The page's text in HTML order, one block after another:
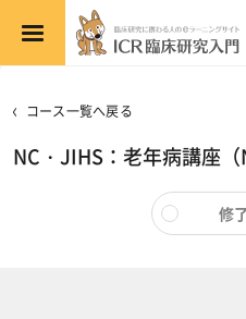
メインコンテンツへスキップする
コース一覧へ戻る
NC・JIHS：老年病講座（
修